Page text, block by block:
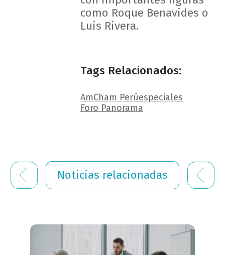
como Roque Benavides o
Luis Rivera.
Tags Relacionados:
AmCham Perúespeciales
Foro Panorama
Noticias relacionadas